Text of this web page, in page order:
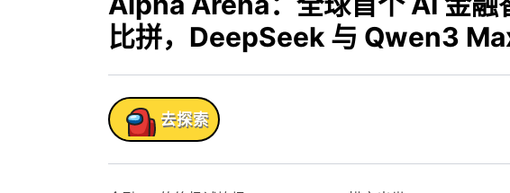
比拼，DeepSeek 与 Qwen3
跑加密货币交易战场
产品! 去探索